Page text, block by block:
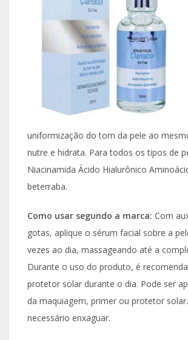
uniformização do tom da pele ao
nutre e hidrata. Para todos os tipos de
Niacinamida Ácido Hialurônico
beterraba.
Como usar segundo a marca: Com
gotas, aplique o sérum facial sobre a
vezes ao dia, massageando até a
Durante o uso do produto, é
protetor solar durante o dia. Pode ser
da maquiagem, primer ou protetor
necessário enxaguar.